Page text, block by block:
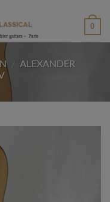
0
/ ALEXANDER